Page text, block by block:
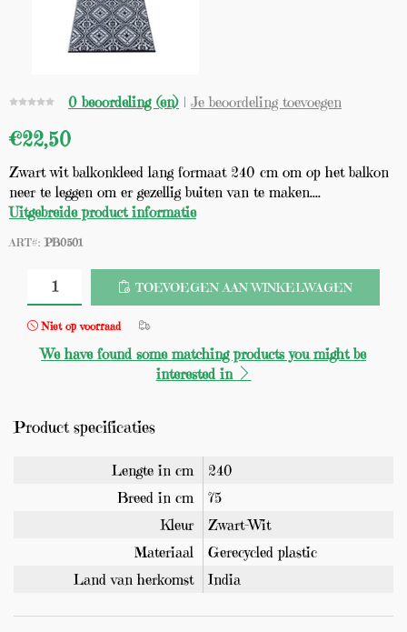
0 beoordeling (en) | Je beoordeling toevoegen
€22,50
Zwart wit balkonkleed lang formaat 240 cm om op het balkon
neer te leggen om er gezellig buiten van te maken....
Uitgebreide product informatie
ART#: PB0501
TOEVOEGEN AAN WINKELWAGEN
Niet op voorraad
We have found some matching products you might be
interested in
Product specificaties
Lengte in cm
240
Breed in cm
75
Kleur
Zwart-Wit
Materiaal
Gerecycled plastic
Land van herkomst
India